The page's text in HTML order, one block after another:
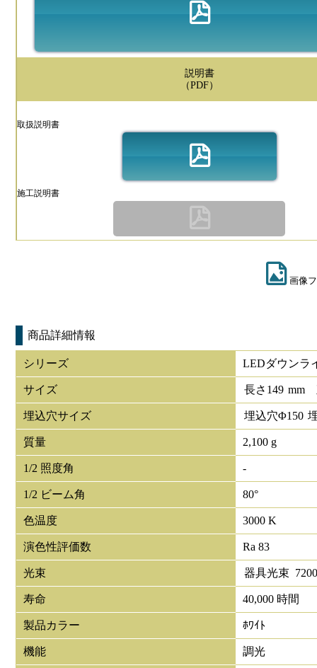
説明書
（PDF）
取扱説明書
施工説明書
画像
商品詳細情報
シリーズ LEDダウン
サイズ 長さ 149 mm
埋込穴サイズ 埋込穴Φ150
質量 2,100 g
1/2 照度角 -
1/2 ビーム角 80°
色温度 3000 K
演色性評価数 Ra 83
光束 器具光束
寿命 40,000 時間
製品カラー ﾎﾜｲﾄ
機能 調光